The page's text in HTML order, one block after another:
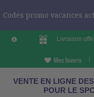
Codes promo vacances
Livraison
Mes favoris
VENTE EN LIGNE
POUR LE